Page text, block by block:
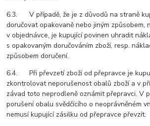
6.3. V případě, že je z důvodů na straně
doručovat opakovaně nebo jiným způsobem,
v objednávce, je kupující povinen uhradit
s opakovaným doručováním zboží, resp.
způsobem doručení.
6.4. Při převzetí zboží od přepravce je
zkontrolovat neporušenost obalů zboží a v
závad toto neprodleně oznámit přepravci. V
porušení obalu svědčícího o neoprávněném
nemusí kupující zásilku od přepravce převzít.